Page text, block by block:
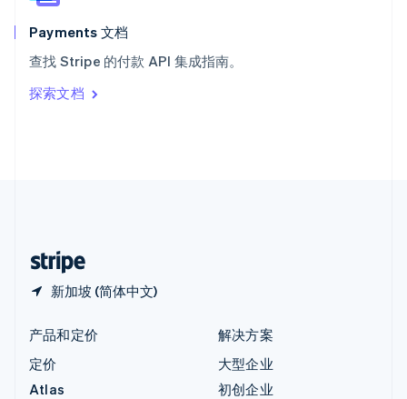
Payments 文档
查找 Stripe 的付款 API 集成指南。
探索文档
新加坡 (简体中文)
匈牙利
English
ItalianoEnglish
印度
English
产品和定价
定价
Atlas
解决方案
大型企业
初创企业